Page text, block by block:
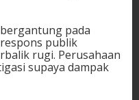
pada
publik
rugi. Perusahaan
supaya dampak